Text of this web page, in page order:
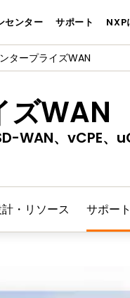
センター サポート NXP
タープライズWAN
ズWAN
WAN、vCPE、
・リソース サポート